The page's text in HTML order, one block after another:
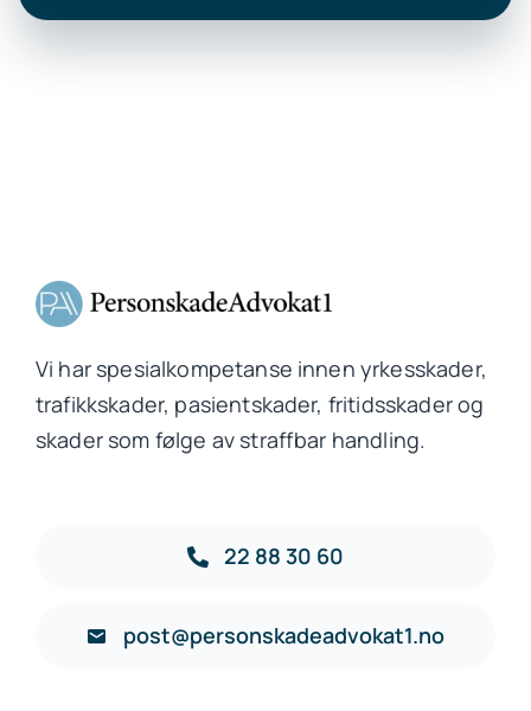
Vi har spesialkompetanse innen yrkesskader,
trafikkskader, pasientskader, fritidsskader og
skader som følge av straffbar handling.
22 88 30 60
post@personskadeadvokat1.no